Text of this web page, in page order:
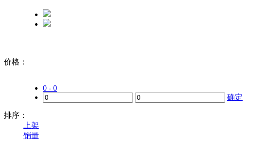
价格：
0 - 0
确定
排序：
上架
销量